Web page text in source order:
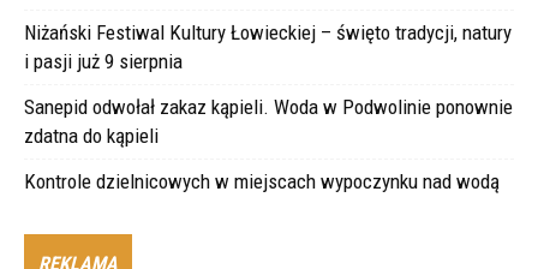
Niżański Festiwal Kultury Łowieckiej – święto tradycji, natury
i pasji już 9 sierpnia
Sanepid odwołał zakaz kąpieli. Woda w Podwolinie ponownie
zdatna do kąpieli
Kontrole dzielnicowych w miejscach wypoczynku nad wodą
REKLAMA